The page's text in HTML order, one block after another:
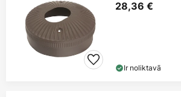
28,36 €
Ir noliktavā